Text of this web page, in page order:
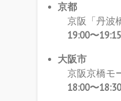
京都
京阪「丹波
19:00〜19:15
大阪市
京阪京橋モ
18:00〜18:30